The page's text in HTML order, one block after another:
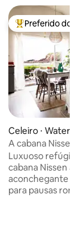
Entre os
Preferido dos
Celeiro ⋅
A cabana Nissen,
praia único e
Luxuoso refúgio
cabana Nissen à
aconchegante
para pausas